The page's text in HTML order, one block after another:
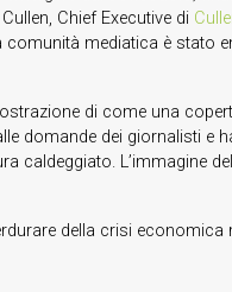
Chief Executive di
mediatica è stato
di come una
domande dei giornalisti
L’immagine
della crisi economica